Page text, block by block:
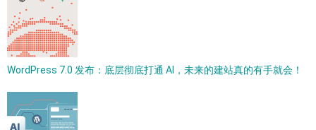
WordPress 7.0 发布：底层彻底打通 AI，未来的建站真的有手就会！